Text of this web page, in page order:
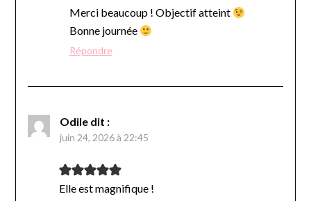
Merci beaucoup ! Objectif atteint
Bonne journée
Répondre
Odile dit :
juin 24, 2026 à 22:45
Elle est magnifique !